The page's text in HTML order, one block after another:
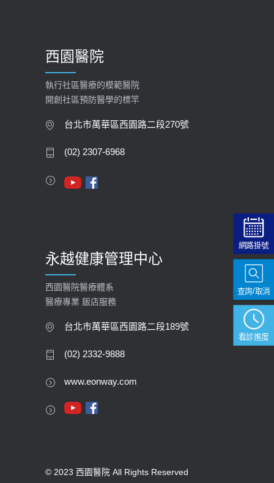
【快速肝癌篩檢MRI】新檢查服務
2026-02-06
大吃大喝、肥胖害到膽囊！膽結石、
膽息肉如何處理？
2023-09-27
西園醫院
執行社區醫療的模範醫院
開創社區預防醫學的標竿
台北市萬華區西園路二段270號
(02) 2307-6968
永越健康管理中心
西園醫院醫療體系
醫療專業 飯店服務
台北市萬華區西園路二段189號
(02) 2332-9888
www.eonway.com
© 2023 西園醫院 All Rights Reserved
網路掛號
看診進度
查詢/取消